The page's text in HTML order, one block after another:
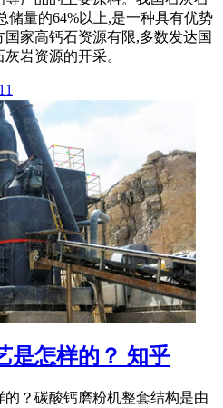
储量的64%以上,是一种具有优势
家高钙石资源有限,多数发达国
岩资源的开采。
是怎样的？ 知乎
？碳酸钙磨粉机整套结构是由